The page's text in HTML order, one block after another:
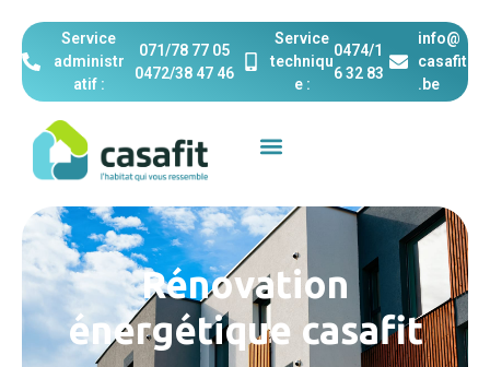
Service
administr
atif :
071/78 77 05
0472/38 47 46‬
Service
techniqu
e :
0474/1
6 32 83
info@
casafit
.be
Rénovation
énergétique casafit